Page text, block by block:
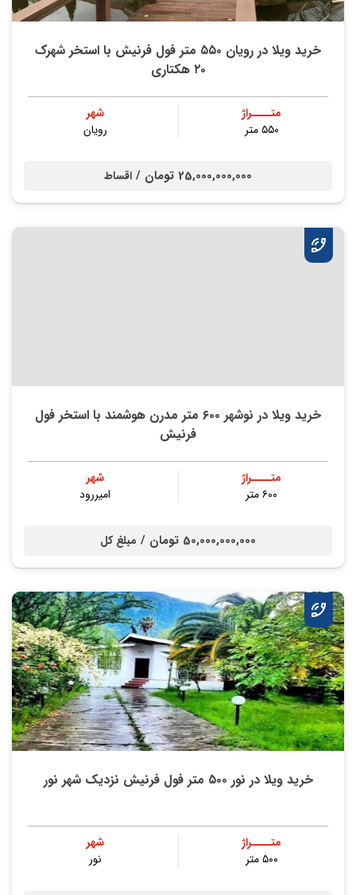
خرید ویلا در رویان ۵۵۰ متر فول فرنیش با استخر شهرک
۲۰ هکتاری
متــــراژ
۵۵۰ متر
شهر
رویان
25,000,000,000 تومان / اقساط
خرید ویلا در نوشهر ۶۰۰ متر مدرن هوشمند با استخر فول
فرنیش
متــــراژ
۶۰۰ متر
شهر
امیررود
50,000,000,000 تومان / مبلغ کل
خرید ویلا در نور ۵۰۰ متر فول فرنیش نزدیک شهر نور
متــــراژ
۵۰۰ متر
شهر
نور